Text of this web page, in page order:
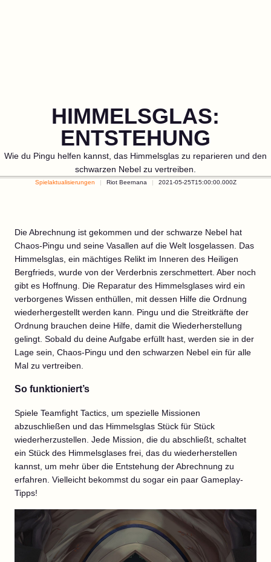
HIMMELSGLAS:
ENTSTEHUNG
Wie du Pingu helfen kannst, das Himmelsglas zu reparieren und den
schwarzen Nebel zu vertreiben.
Spielaktualisierungen Riot Beernana 2021-05-25T15:00:00.000Z
Die Abrechnung ist gekommen und der schwarze Nebel hat
Chaos-Pingu und seine Vasallen auf die Welt losgelassen. Das
Himmelsglas, ein mächtiges Relikt im Inneren des Heiligen
Bergfrieds, wurde von der Verderbnis zerschmettert. Aber noch
gibt es Hoffnung. Die Reparatur des Himmelsglases wird ein
verborgenes Wissen enthüllen, mit dessen Hilfe die Ordnung
wiederhergestellt werden kann. Pingu und die Streitkräfte der
Ordnung brauchen deine Hilfe, damit die Wiederherstellung
gelingt. Sobald du deine Aufgabe erfüllt hast, werden sie in der
Lage sein, Chaos-Pingu und den schwarzen Nebel ein für alle
Mal zu vertreiben.
So funktioniert’s
Spiele Teamfight Tactics, um spezielle Missionen
abzuschließen und das Himmelsglas Stück für Stück
wiederherzustellen. Jede Mission, die du abschließt, schaltet
ein Stück des Himmelsglases frei, das du wiederherstellen
kannst, um mehr über die Entstehung der Abrechnung zu
erfahren. Vielleicht bekommst du sogar ein paar Gameplay-
Tipps!